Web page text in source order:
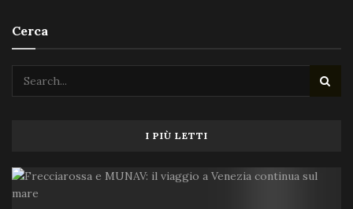
Cerca
I PIÙ LETTI